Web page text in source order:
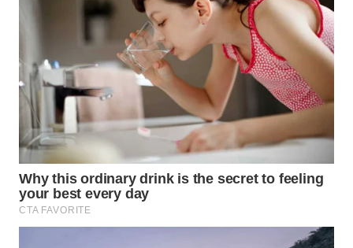
TRAVEL
WAHANA
TV
WAHANANEWS
ID
WAHANANEWS